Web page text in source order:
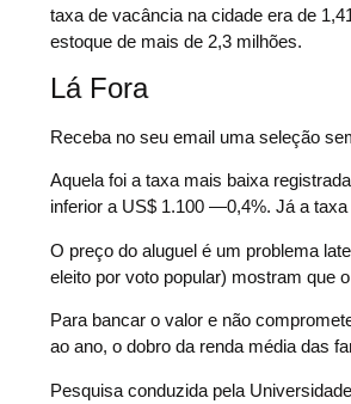
taxa de vacância na cidade era de
estoque de mais de 2,3 milhões.
Lá Fora
Receba no seu email uma seleção
Aquela foi a taxa mais baixa
inferior a US$ 1.100 —0,4%. Já a
O preço do aluguel é um problema
eleito por voto popular) mostram que
Para bancar o valor e não
ao ano, o dobro da renda média das
Pesquisa conduzida pela